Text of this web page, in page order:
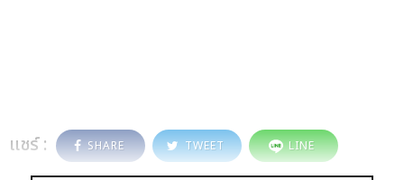
แชร์ : SHARE TWEET LINE